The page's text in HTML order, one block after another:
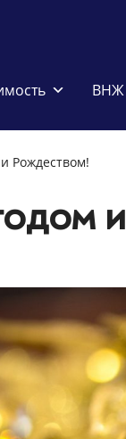
ВНЖ
Рождеством!